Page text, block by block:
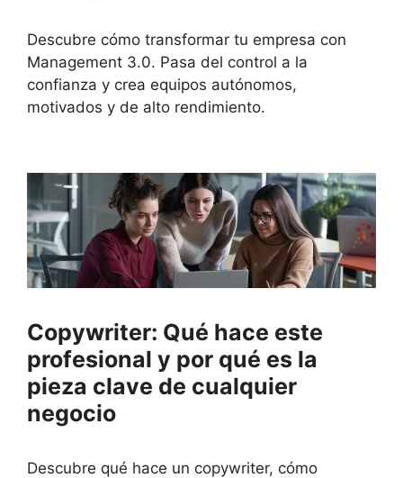
Descubre cómo transformar tu empresa con
Management 3.0. Pasa del control a la
confianza y crea equipos autónomos,
motivados y de alto rendimiento.
Copywriter: Qué hace este
profesional y por qué es la
pieza clave de cualquier
negocio
Descubre qué hace un copywriter, cómo